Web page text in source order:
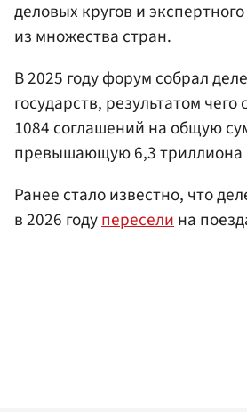
деловых кругов и
из множества стран.
В 2025 году форум собрал
государств, результатом
1084 соглашений на общую
превышающую 6,3 триллиона
Ранее стало известно, что
в 2026 годупереселина